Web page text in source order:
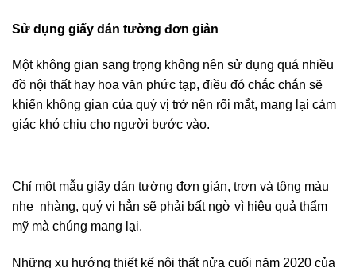
Sử dụng giấy dán tường đơn giản
Một không gian sang trọng không nên sử dụng quá nhiều
đồ nội thất hay hoa văn phức tạp, điều đó chắc chắn sẽ
khiến không gian của quý vị trở nên rối mắt, mang lại cảm
giác khó chịu cho người bước vào.
Chỉ một mẫu giấy dán tường đơn giản, trơn và tông màu
nhẹ nhàng, quý vị hẳn sẽ phải bất ngờ vì hiệu quả thẩm
mỹ mà chúng mang lại.
Những xu hướng thiết kế nội thất nửa cuối năm 2020 của